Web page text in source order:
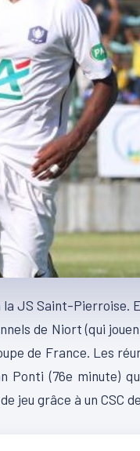
JS Saint-Pierroise.
de Niort (qui
de France. Les
Ponti (76e
jeu grâce à un CSC